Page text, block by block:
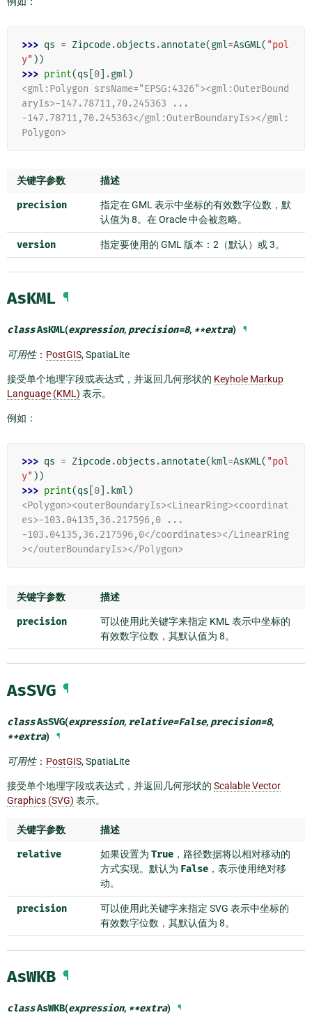
>>> qs = Zipcode.objects .annotate(gml=AsGML( "pol
y" ))
>>> print(qs 0 .gml )
<gml:Polygon srsName="EPSG:4326"><gml:OuterBound
aryIs>-147.78711,70.245363 ...
-147.78711,70.245363</gml:OuterBoundaryIs></gml:
Polygon>
关键字参数 描述
precision
指定在 GML 表示中坐标的有效数字位数，默
认值为 8。在 Oracle 中会被忽略。
version 指定要使用的 GML 版本：2（默认）或 3。
AsKML ¶
classAsKML(expression, precision=8, **extra) ¶
可用性： PostGIS, SpatiaLite
接受单个地理字段或表达式，并返回几何形状的 Keyhole Markup
Language (KML) 表示。
例如：
>>> qs = Zipcode.objects .annotate( kml=AsKML( "pol
y" ))
>>> print(qs 0 . kml )
<Polygon><outerBoundaryIs><LinearRing><coordinat
es>-103.04135,36.217596,0 ...
-103.04135,36.217596,0</coordinates></LinearRing
></outerBoundaryIs></Polygon>
关键字参数 描述
precision
可以使用此关键字来指定 KML 表示中坐标的
有效数字位数，其默认值为 8。
AsSVG ¶
classAsSVG(expression, relative=False, precision=8,
**extra) ¶
可用性： PostGIS, SpatiaLite
接受单个地理字段或表达式，并返回几何形状的 Scalable Vector
Graphics (SVG) 表示。
关键字参数 描述
relative 如果设置为 True ，路径数据将以相对移动的
方式实现。默认为 False ，表示使用绝对移
动。
precision
可以使用此关键字来指定 SVG 表示中坐标的
有效数字位数，其默认值为 8。
AsWKB ¶
classAsWKB(expression, **extra) ¶